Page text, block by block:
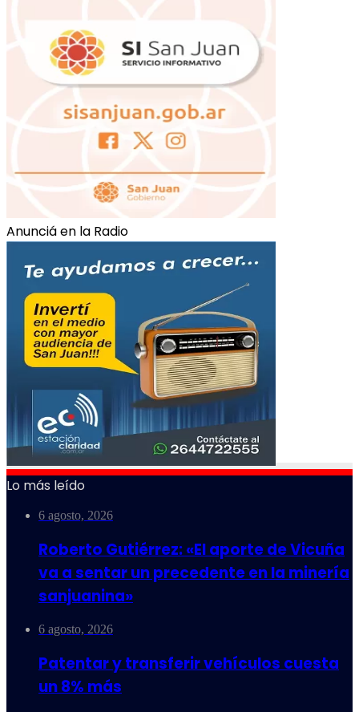
Anunciá en la Radio
Lo más leído
6 agosto, 2026
Roberto Gutiérrez: «El aporte de Vicuña
va a sentar un precedente en la minería
sanjuanina»
6 agosto, 2026
Patentar y transferir vehículos cuesta
un 8% más